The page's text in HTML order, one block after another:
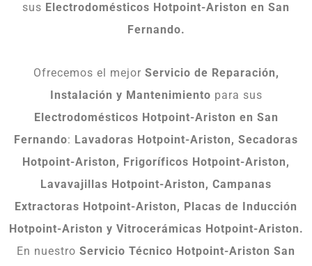
sus Electrodomésticos Hotpoint-Ariston en San
Fernando.
Ofrecemos el mejor Servicio de Reparación,
Instalación y Mantenimiento para sus
Electrodomésticos Hotpoint-Ariston en San
Fernando: Lavadoras Hotpoint-Ariston, Secadoras
Hotpoint-Ariston, Frigoríficos Hotpoint-Ariston,
Lavavajillas Hotpoint-Ariston, Campanas
Extractoras Hotpoint-Ariston, Placas de Inducción
Hotpoint-Ariston y Vitrocerámicas Hotpoint-Ariston.
En nuestro Servicio Técnico Hotpoint-Ariston San